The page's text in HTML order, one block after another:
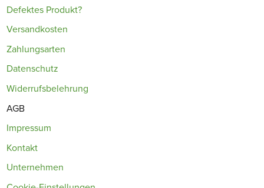
Defektes Produkt?
Versandkosten
Zahlungsarten
Datenschutz
Widerrufsbelehrung
AGB
Impressum
Kontakt
Unternehmen